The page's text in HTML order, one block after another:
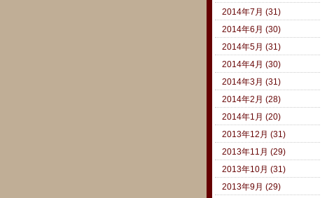
2014年7月 (31)
2014年6月 (30)
2014年5月 (31)
2014年4月 (30)
2014年3月 (31)
2014年2月 (28)
2014年1月 (20)
2013年12月 (31)
2013年11月 (29)
2013年10月 (31)
2013年9月 (29)